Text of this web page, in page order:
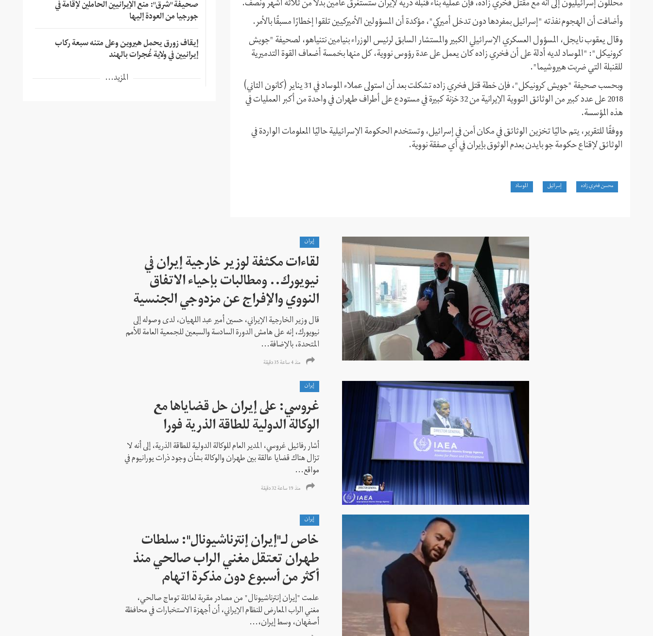
محللون إسرائيليون إلى أنه مع مقتل فخري زاده، فإن عملية بناء قنبلة ذرية لإيران ستستغرق عامين بدلًا من ثلاثة أشهر ونصف.
وأضافت أن الهجوم نفذته "إسرائيل بمفردها دون تدخل أميركي"، مؤكدة أن المسؤولين الأميركيين تلقوا إخطارًا مسبقًا بالأمر.
وقال يعقوب نايجل، المسؤول العسكري الإسرائيلي الكبير والمستشار السابق لرئيس الوزراء بنيامين نتنياهو، لصحيفة "جويش
كرونيكل": "الموساد لديه أدلة على أن فخري زاده كان يعمل على عدة رؤوس نووية، كل منها بخمسة أضعاف القوة التدميرية
للقنبلة التي ضربت هيروشيما".
وبحسب صحيفة "جويش كرونيكل"، فإن خطة قتل فخري زاده تشكلت بعد أن استولى عملاء الموساد في 31 يناير (كانون الثاني)
2018 على عدد كبير من الوثائق النووية الإيرانية من 32 خزنة كبيرة في مستودع على أطراف طهران في واحدة من أكبر العمليات في
هذه المؤسسة.
ووفقًا للتقرير، يتم حاليًا تخزين الوثائق في مكان آمن في إسرائيل، وتستخدم الحكومة الإسرائيلية حاليًا المعلومات الواردة في
الوثائق لإقناع حكومة جو بايدن بعدم الوثوق بإيران في أي صفقة نووية.
محسن فخري زاده إسرائيل الموساد
صحيفة "شرق": منع الإيرانيين الحاملين لإقامة في
جورجيا من العودة إليها
إيقاف زورق يحمل هيروين وعلى متنه سبعة ركاب
إيرانيين في ولاية غُجرات بالهند
المزيد...
إيران
لقاءات مكثفة لوزير خارجية إيران في
نيويورك.. ومطالبات بإحياء الاتفاق
النووي والإفراج عن مزدوجي الجنسية
قال وزير الخارجية الإيراني، حسين أمير عبد اللهيان، لدى وصوله إلى
نيويورك، إنه على هامش الدورة السادسة والسبعين للجمعية العامة للأمم
المتحدة، بالإضافة...
منذ 4 ساعة 35 دقیقة
إيران
غروسي: على إيران حل قضاياها مع
الوكالة الدولية للطاقة الذرية فورا
أشار رفائيل غروسي، المدير العام للوكالة الدولية للطاقة الذرية، إلى أنه لا
تزال هناك قضايا عالقة بين طهران والوكالة بشأن وجود ذرات يورانيوم في
مواقع...
منذ 19 ساعة 32 دقیقة
إيران
خاص لـ"إيران إنترناشيونال": سلطات
طهران تعتقل مغني الراب صالحي منذ
أكثر من أسبوع دون مذكرة اتهام
علمت "إيران إنترناشيونال" من مصادر مقربة لعائلة توماج صالحي،
مغني الراب المعارض للنظام الإيراني، أن أجهزة الاستخبارات في محافظة
أصفهان، وسط إيران،...